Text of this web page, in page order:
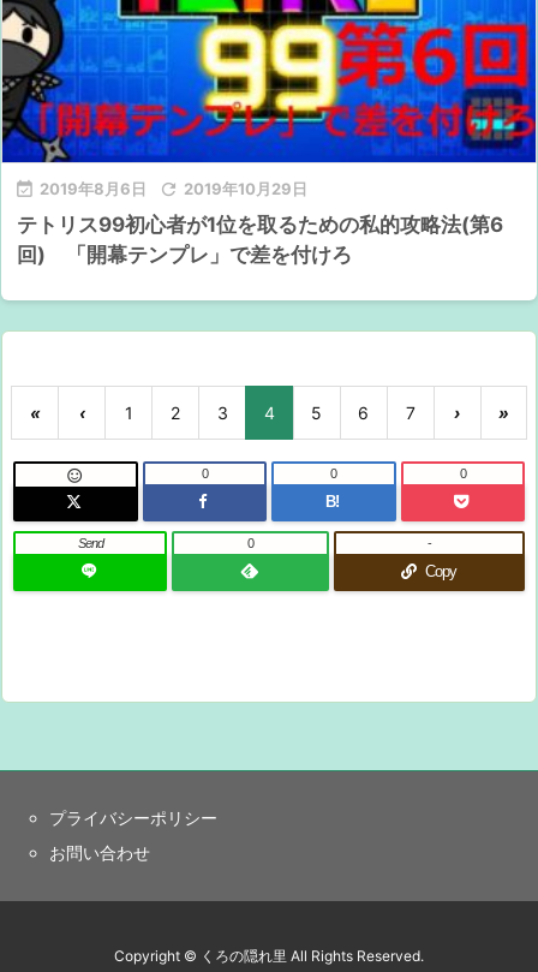
 2019年8月6日  2019年10月29日
テトリス99初心者が1位を取るための私的攻略法(第6
回) 「開幕テンプレ」で差を付けろ
« ‹ 1 2 3 4 5 6 7 › »
 0
B!
0 0
Send 0
Copy
-
プライバシーポリシー
お問い合わせ
Copyright © くろの隠れ里 All Rights Reserved.